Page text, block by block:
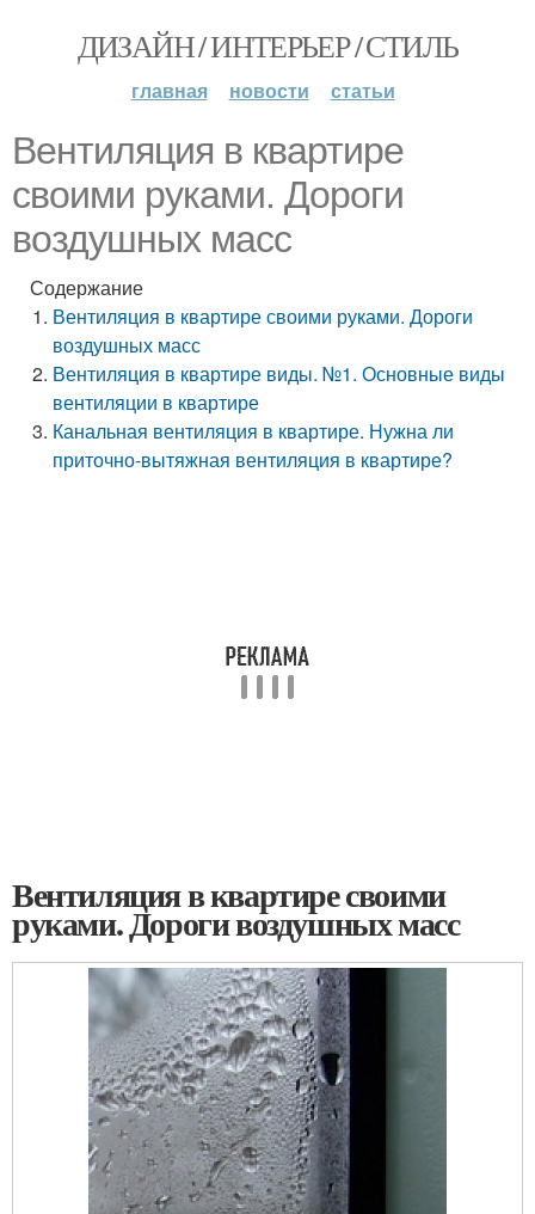
ДИЗАЙН / ИНТЕРЬЕР / СТИЛЬ
главная новости статьи
Вентиляция в квартире
своими руками. Дороги
воздушных масс
Содержание
Вентиляция в квартире своими руками. Дороги
воздушных масс
Вентиляция в квартире виды. №1. Основные виды
вентиляции в квартире
Канальная вентиляция в квартире. Нужна ли
приточно-вытяжная вентиляция в квартире?
Вентиляция в квартире своими
руками. Дороги воздушных масс